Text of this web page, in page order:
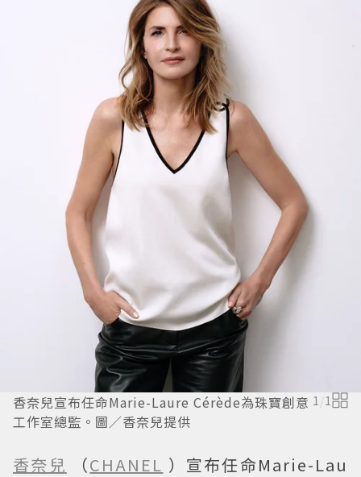
香奈兒宣布任命Marie-Laure Cérède為珠寶創意
工作室總監。圖／香奈兒提供
1/1
香奈兒 （CHANEL ）宣布任命Marie-Lau